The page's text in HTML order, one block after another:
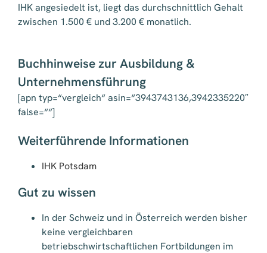
IHK angesiedelt ist, liegt das durchschnittlich Gehalt
zwischen 1.500 € und 3.200 € monatlich.
Buchhinweise zur Ausbildung &
Unternehmensführung
[apn typ=“vergleich“ asin=“3943743136,3942335220″
false=““]
Weiterführende Informationen
IHK Potsdam
Gut zu wissen
In der Schweiz und in Österreich werden bisher
keine vergleichbaren
betriebschwirtschaftlichen Fortbildungen im